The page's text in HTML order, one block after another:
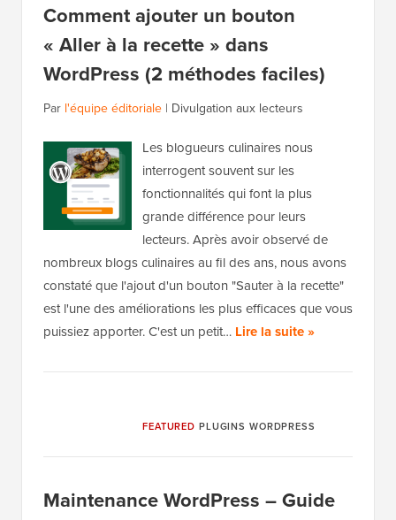
Comment ajouter un bouton
« Aller à la recette » dans
WordPress (2 méthodes faciles)
Par l'équipe éditoriale | Divulgation aux lecteurs
Les blogueurs culinaires nous
interrogent souvent sur les
fonctionnalités qui font la plus
grande différence pour leurs
lecteurs. Après avoir observé de
nombreux blogs culinaires au fil des ans, nous avons
constaté que l'ajout d'un bouton "Sauter à la recette"
est l'une des améliorations les plus efficaces que vous
puissiez apporter. C'est un petit… Lire la suite »
FEATURED PLUGINS WORDPRESS
Maintenance WordPress – Guide